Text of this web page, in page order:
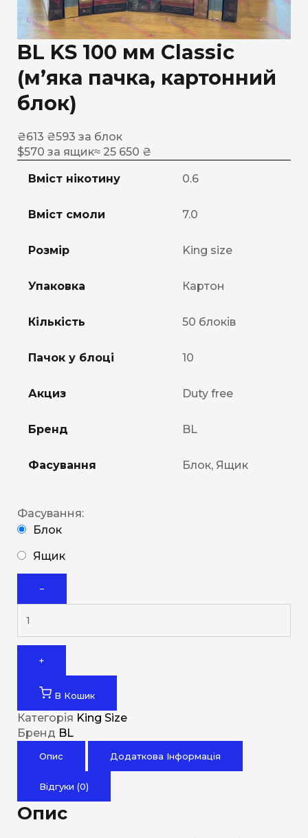
BL KS 100 мм Classic
(м’яка пачка, картонний
блок)
₴613 ₴593 за блок
$570 за ящик≈ 25 650 ₴
Вміст нікотину 0.6
Вміст смоли 7.0
Розмір King size
Упаковка Картон
Кількість 50 блоків
Пачок у блоці 10
Акциз Duty free
Бренд BL
Фасування Блок, Ящик
Фасування:
Блок
Ящик
−
+
В Кошик
Категорія King Size
Бренд BL
Опис Додаткова Інформація
Відгуки (0)
Опис